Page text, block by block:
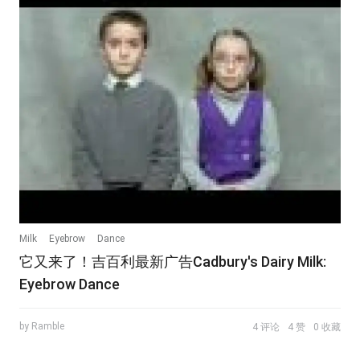
Milk Eyebrow Dance
它又来了！吉百利最新广告Cadbury's Dairy Milk:
Eyebrow Dance
by Ramble 4 评论 4 赞 0 收藏